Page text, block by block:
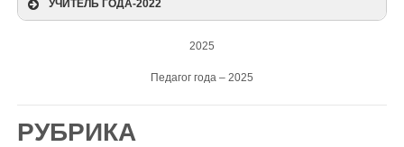
Сетка занятий
Об итогах конкурса
УЧИТЕЛЬ ГОДА-2022
2025
Педагог года – 2025
РУБРИКА